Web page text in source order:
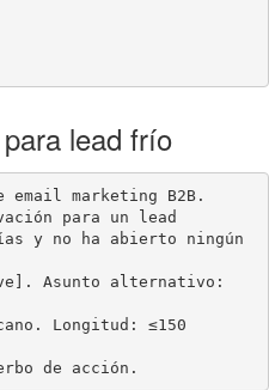
lead frío
email marketing B2B.
para un lead
y no ha abierto ningún
Asunto alternativo:
Longitud: ≤150
de acción.